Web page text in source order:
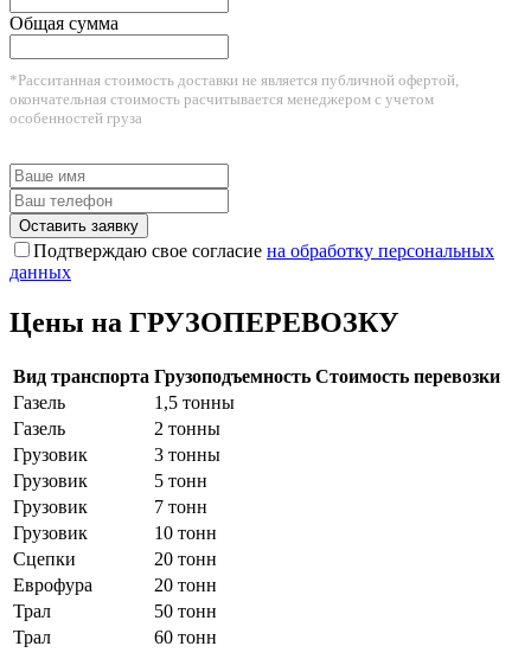
Общая сумма
*Расситанная стоимость доставки не является публичной офертой,
окончательная стоимость расчитывается менеджером с учетом
особенностей груза
Оставить заявку
Подтверждаю свое согласие на обработку персональных
данных
Цены на ГРУЗОПЕРЕВОЗКУ
Вид транспорта Грузоподъемность Стоимость перевозки
Газель
1,5 тонны
Газель
2 тонны
Грузовик
3 тонны
Грузовик
5 тонн
Грузовик
7 тонн
Грузовик
10 тонн
Сцепки
20 тонн
Еврофура
20 тонн
Трал
50 тонн
Трал
60 тонн